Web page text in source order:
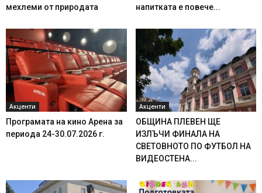
мехлеми от природата
напитката е повече...
Акценти
Програмата на кино Арена за
периода 24-30.07.2026 г.
Акценти
ОБЩИНА ПЛЕВЕН ЩЕ
ИЗЛЪЧИ ФИНАЛА НА
СВЕТОВНОТО ПО ФУТБОЛ НА
ВИДЕОСТЕНА...